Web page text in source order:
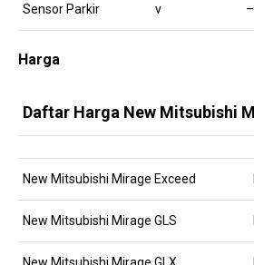
Sensor Parkir v –
Harga
Daftar Harga New Mitsubishi
New Mitsubishi Mirage Exceed
New Mitsubishi Mirage GLS